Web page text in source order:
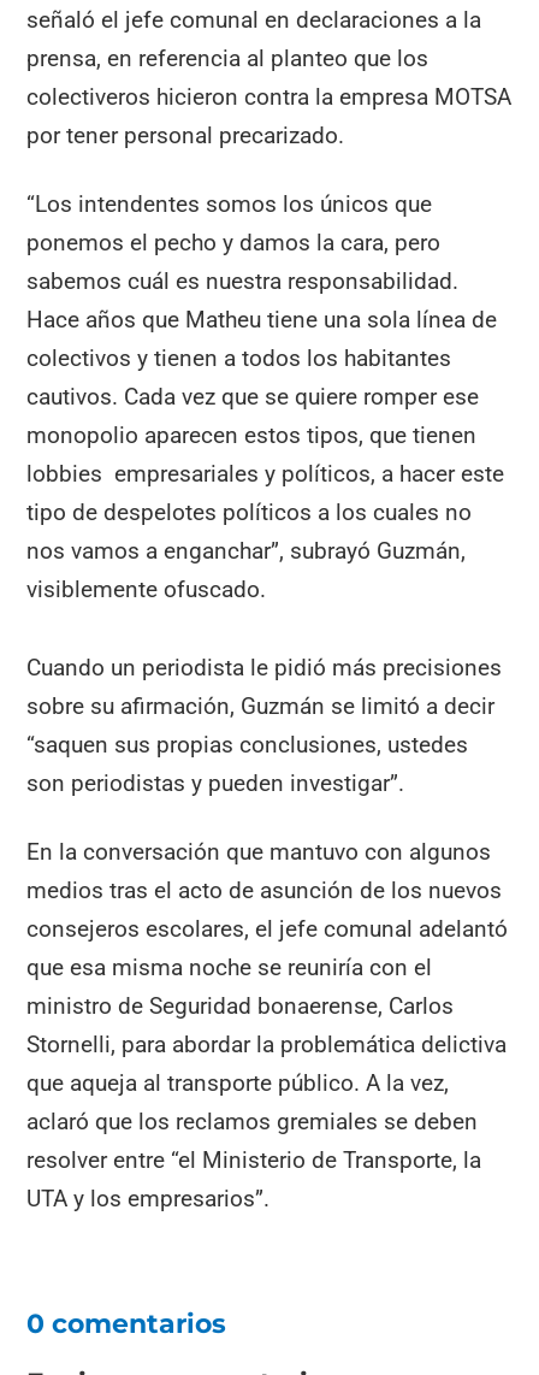
señaló el jefe comunal en declaraciones a la
prensa, en referencia al planteo que los
colectiveros hicieron contra la empresa MOTSA
por tener personal precarizado.
“Los intendentes somos los únicos que
ponemos el pecho y damos la cara, pero
sabemos cuál es nuestra responsabilidad.
Hace años que Matheu tiene una sola línea de
colectivos y tienen a todos los habitantes
cautivos. Cada vez que se quiere romper ese
monopolio aparecen estos tipos, que tienen
lobbies empresariales y políticos, a hacer este
tipo de despelotes políticos a los cuales no
nos vamos a enganchar”, subrayó Guzmán,
visiblemente ofuscado.
Cuando un periodista le pidió más precisiones
sobre su afirmación, Guzmán se limitó a decir
“saquen sus propias conclusiones, ustedes
son periodistas y pueden investigar”.
En la conversación que mantuvo con algunos
medios tras el acto de asunción de los nuevos
consejeros escolares, el jefe comunal adelantó
que esa misma noche se reuniría con el
ministro de Seguridad bonaerense, Carlos
Stornelli, para abordar la problemática delictiva
que aqueja al transporte público. A la vez,
aclaró que los reclamos gremiales se deben
resolver entre “el Ministerio de Transporte, la
UTA y los empresarios”.
0 comentarios